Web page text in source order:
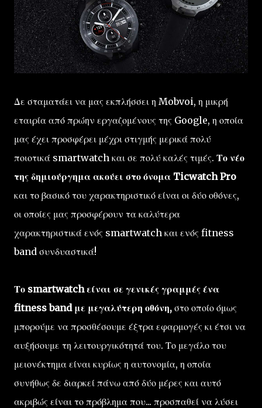
Δε σταματάει να μας εκπλήσσει η Mobvoi, η μικρή
εταιρία από πρώην εργαζομένους της Google, η οποία
μας έχει προσφέρει μέχρι στιγμής μερικά πολύ
ποιοτικά smartwatch και σε πολύ καλές τιμές. Το νέο
της δημιούργημα ακούει στο όνομα Ticwatch Pro
και το βασικό του χαρακτηριστικό είναι οι δύο οθόνες,
οι οποίες μας προσφέρουν τα καλύτερα
χαρακτηριστικά ενός smartwatch και ενός fitness
band συνδυαστικά!
Το smartwatch είναι σε γενικές γραμμές ένα
fitness band με μεγαλύτερη οθόνη, στο οποίο όμως
μπορούμε να προσθέσουμε έξτρα εφαρμογές κι έτσι να
αυξήσουμε τη λειτουργικότητά του. Το μεγάλο του
μειονέκτημα είναι κυρίως η αυτονομία, η οποία
συνήθως δε διαρκεί πάνω από δύο μέρες και αυτό
ακριβώς είναι το πρόβλημα που... προσπαθεί να λύσει